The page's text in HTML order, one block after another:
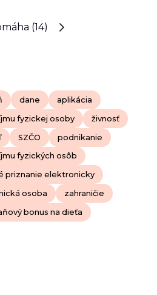
(14)
dane aplikácia
fyzickej osoby živnosť
SZČO podnikanie
fyzických osôb
priznanie elektronicky
osoba zahraničie
bonus na dieťa